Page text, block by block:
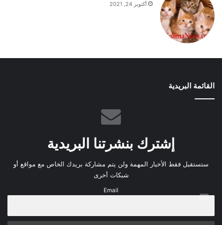
أكتوبر 24, 2021
القائمة البريدية
إشترك بنشرتنا البريدية
ستستقبل فقط الأخبار المهمة ولن يتم مشاركة بريدك الخاص مع مواقع أو
شبكات أخرى
Email